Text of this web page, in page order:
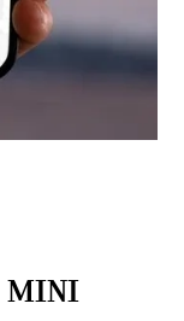
MINI